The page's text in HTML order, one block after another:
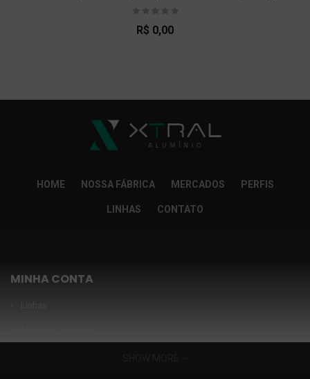
R$ 0,00
HOME NOSSA FÁBRICA MERCADOS PERFIS
LINHAS CONTATO
MINHA CONTA